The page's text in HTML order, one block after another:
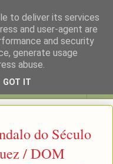
do Século
/ DOM
to deliver its services
and user-agent are
and security
generate usage
abuse.
GOT IT